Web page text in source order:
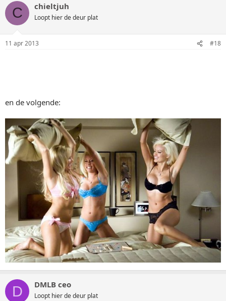
C chieltjuh
Loopt hier de deur plat
11 apr 2013 #18
en de volgende:
D DMLB ceo
Loopt hier de deur plat